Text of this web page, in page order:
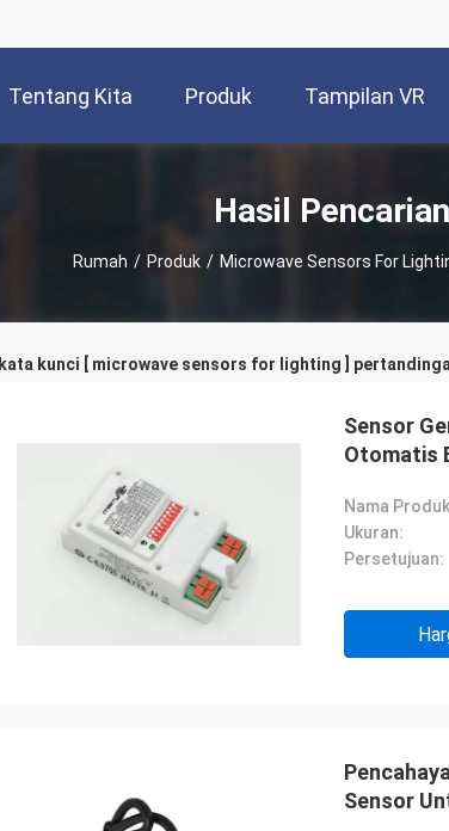
Tentang Kita Produk Tampilan VR
Hasil Pencarian
Rumah / Produk / Microwave Sensors For
kata kunci [ microwave sensors for lighting ]
Sensor
Otomatis
Nama
Ukuran:
Persetujuan:
Sensor